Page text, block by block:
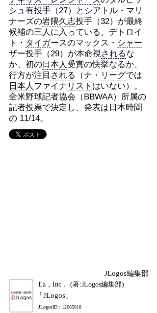
シュ有投手（27）とシアトル・マリ
ナーズの岩隈久志投手（32）が最終
候補の三人に入っている。デトロイ
ト・ タイガースのマックス・ シャー
ザー投手（29）が本命視されるな
か、初の日本人 受賞の快挙なるか、
行方が注目 される （ナ・ リーグでは
日本人 ファイナ リスト はいない）。
全米野球記者協会（BBWAA）所属の
記者投票で決定し、発表は日本時間
の 11/14。
JLogos編集部
Ea，Inc． (著:JLogos編集部)
「JLogos」
JLogosID : 12665018